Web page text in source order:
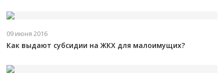
09 июня 2016
Как выдают субсидии на ЖКХ для малоимущих?